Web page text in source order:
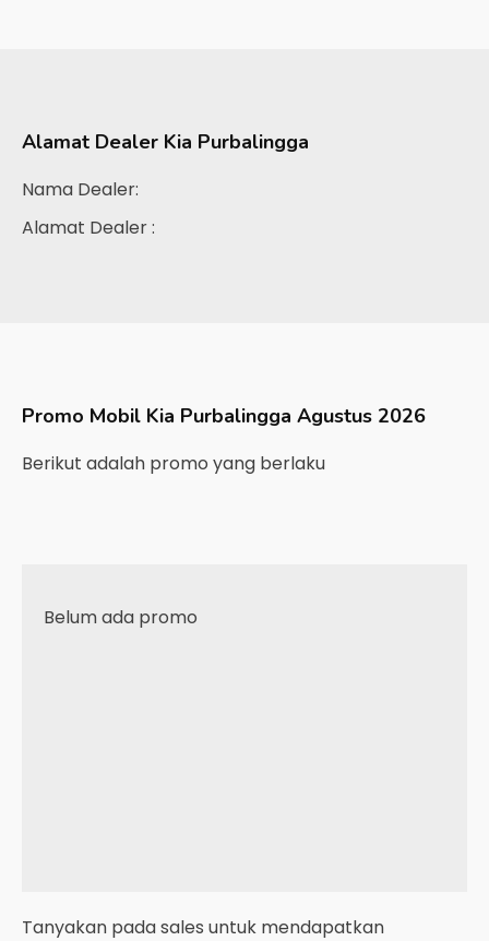
Alamat Dealer Kia Purbalingga
Nama Dealer:
Alamat Dealer :
Promo Mobil Kia Purbalingga Agustus 2026
Berikut adalah promo yang berlaku
Belum ada promo
Tanyakan pada sales untuk mendapatkan